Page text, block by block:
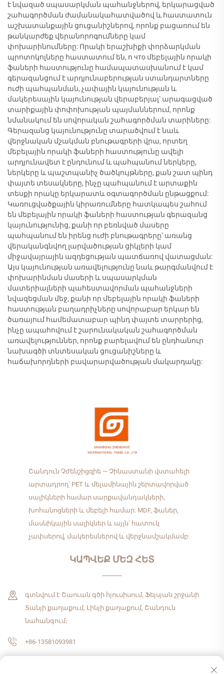
է նվազած սպասարկման պահանջներով, երկարացված
շահագործման ժամանակահատվածով և հաստատուն
աշխատանքային ցուցանիշներով, որոնք բացառում են
թանկարժեք վերանորոգումները կամ
փոխարինումները: Որակի երաշխիքի փորձարկման
պրոտոկոլները հաստատում են, ո что մեբելային որակի
ֆաների հաստությունը համապատասխանում է կամ
գերազանցում է արդյունաբերության ստանդարտները
ուժի պահպանման, չափային կայունության և
մակերեսային կայունության վերաբերյալ՝ արագացված
տարիքային փոփոխության պայմաններում, որոնք
նմանակում են սովորական շահագործման տարիները:
Գերազանց կայունությունը տարածվում է նաև
վերջնական մշակման բնութագրերի վրա, որտեղ
մեբելային որակի ֆաների հաստությունը ավելի
արդյունավետ է ընդունում և պահպանում ներկերը,
ներկերը և պաշտպանիչ ծածկույթները, քան շատ պինդ
փայտե տեսակները, ինչը պահպանում է արտաքին
տեսքի որակը երկարատև օգտագործման ընթացքում:
Կառուցվածքային կիրառումները հատկապես շահում
են մեբելային որակի ֆաների հաստության գերազանց
կայունությունից, քանի որ բեռնված մասերը
պահպանում են իրենց ուժի բնութագրերը՝ առանց
վերականգնվող լարվածության ցիկլերի կամ
միջավայրային ազդեցության պատճառով վատացման:
Այս կայունության առավելությունը նաև թարգմանվում է
փոխարինման մասերի և սպասարկման
մատերիալների պահեստավորման պահանջների
նվազեցման մեջ, քանի որ մեբելային որակի ֆաների
հաստության բաղադրիչները սովորաբար երկար են
ծառայում համեմատաբար պինդ փայտե տարրերից,
ինչը ապահովում է շարունակական շահագործման
առավելություններ, որոնք բարելավում են ընդհանուր
նախագծի տնտեսական ցուցանիշները և
հաճախորդների բավարարվածության մակարդակը:
Շանդուն Չժենշիցզիե — Չինաստանի վստահելի
արտադրող՝ PET և մելամինային շերտավորված
սալիկների համար սարքավանդակների,
խոհանոցների և մեբելի համար: MDF, ֆաներ,
մասնիկային սալիկներ և այլն՝ հատուկ
չափսերով, մակերեսներով և վերջնամշակմամբ:
ԿԱՊՎԵՔ ՄԵԶ ՀԵՏ
գտնվում է Շաուան գծի հյուսիսում, Ֆեյսյան շրջանի
Տանյի քաղաքում, Լինյի քաղաքում, Շանդուն
նահանգում։
+86-13581093981